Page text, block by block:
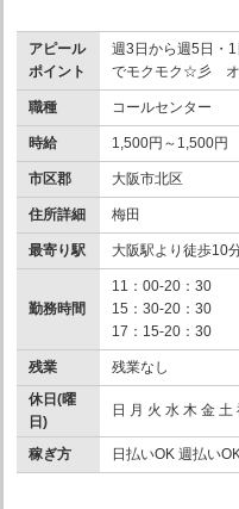
アピール
ポイント
週3日から週5日・
でモクモク☆彡 オ
職種 コールセンター
時給 1,500円～1,500円
市区郡 大阪市北区
住所詳細 梅田
最寄り駅 大阪駅より徒歩10
勤務時間
11：00-20：30
15：30-20：30
17：15-20：30
残業
残業なし
休日(曜
日)
日 月 火 水 木 金 土
稼ぎ方 日払いOK 週払い